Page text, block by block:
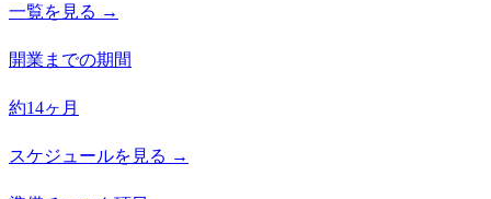
一覧を見る →
開業までの期間
約14ヶ月
スケジュールを見る →